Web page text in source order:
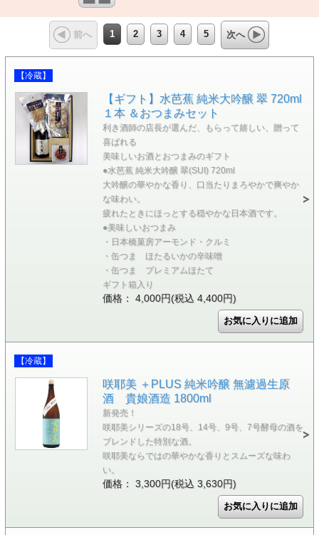
前へ 1 2 3 4 5 次へ
【冷蔵】
【ギフト】水芭蕉 純米大吟醸 翠 720ml
１本 ＆おつまみセット
利き酒師の店長が選んだ、もらって嬉しい、贈って
喜ばれる
美味しいお酒とおつまみのギフト
●水芭蕉 純米大吟醸 翠(SUI) 720ml
大吟醸の華やかな香り、口当たりまろやかで爽やか
な味わい。
疲れたときにほっとする穏やかな日本酒です。
●美味しいおつまみ
・日本橋菓房アーモンド・クルミ
・缶つま ほたるいかの辛味噌
・缶つま プレミアムほたて
ギフト箱入り
価格： 4,000円(税込 4,400円)
【冷蔵】
咲耶美 ＋PLUS 純米吟醸 無濾過生原
酒 貴娘酒造 1800ml
新発売！
咲耶美シリーズの18号、14号、9号、7号酵母の酒を
ブレンドした特別な酒。
咲耶美ならではの華やかな香りとスムーズな味わ
い。
価格： 3,300円(税込 3,630円)